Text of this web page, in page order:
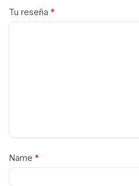
Tu reseña *
Name *